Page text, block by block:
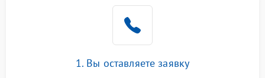
1. Вы оставляете заявку